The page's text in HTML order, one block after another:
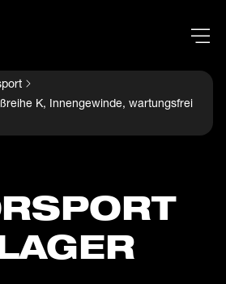
K, Innengewinde, wartungsfrei